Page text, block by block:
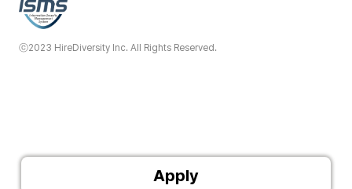
ⓒ2023 HireDiversity Inc. All Rights Reserved.
Apply